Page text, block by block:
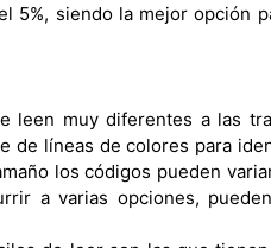
5%, siendo la mejor opción
leen muy diferentes a las
de líneas de colores para
los códigos pueden
a varias opciones,